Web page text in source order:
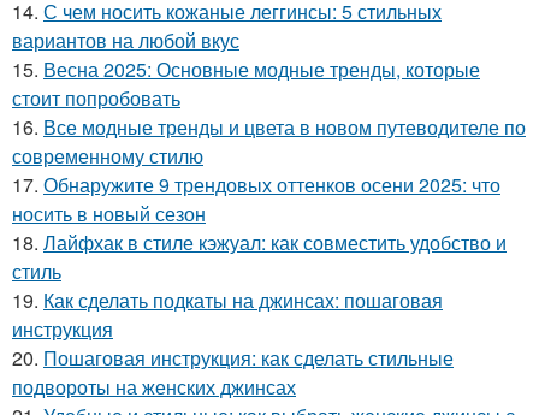
14. С чем носить кожаные леггинсы: 5 стильных
вариантов на любой вкус
15. Весна 2025: Основные модные тренды, которые
стоит попробовать
16. Все модные тренды и цвета в новом путеводителе по
современному стилю
17. Обнаружите 9 трендовых оттенков осени 2025: что
носить в новый сезон
18. Лайфхак в стиле кэжуал: как совместить удобство и
стиль
19. Как сделать подкаты на джинсах: пошаговая
инструкция
20. Пошаговая инструкция: как сделать стильные
подвороты на женских джинсах